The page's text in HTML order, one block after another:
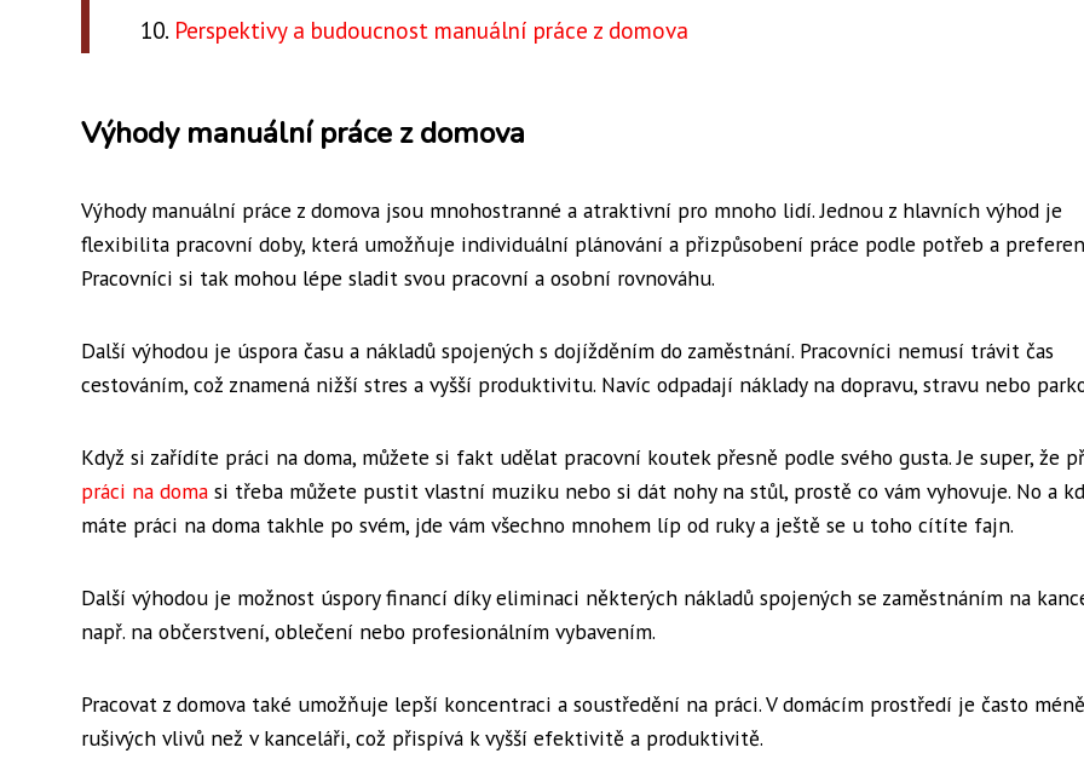
Perspektivy a budoucnost manuální práce z domova
Výhody manuální práce z domova
Výhody manuální práce z domova jsou mnohostranné a atraktivní pro mnoho lidí. Jednou z hlavních výhod je
flexibilita pracovní doby, která umožňuje individuální plánování a přizpůsobení práce podle potřeb a
Pracovníci si tak mohou lépe sladit svou pracovní a osobní rovnováhu.
Další výhodou je úspora času a nákladů spojených s dojížděním do zaměstnání. Pracovníci nemusí trávit čas
cestováním, což znamená nižší stres a vyšší produktivitu. Navíc odpadají náklady na dopravu, stravu nebo
Když si zařídíte práci na doma, můžete si fakt udělat pracovní koutek přesně podle svého gusta. Je super, že
práci na doma si třeba můžete pustit vlastní muziku nebo si dát nohy na stůl, prostě co vám vyhovuje. No a
máte práci na doma takhle po svém, jde vám všechno mnohem líp od ruky a ještě se u toho cítíte fajn.
Další výhodou je možnost úspory financí díky eliminaci některých nákladů spojených se zaměstnáním na
např. na občerstvení, oblečení nebo profesionálním vybavením.
Pracovat z domova také umožňuje lepší koncentraci a soustředění na práci. V domácím prostředí je často méně
rušivých vlivů než v kanceláři, což přispívá k vyšší efektivitě a produktivitě.